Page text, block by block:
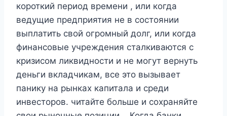
короткий период времени , или когда
ведущие предприятия не в состоянии
выплатить свой огромный долг, или когда
финансовые учреждения сталкиваются с
кризисом ликвидности и не могут вернуть
деньги вкладчикам, все это вызывает
панику на рынках капитала и среди
инвесторов. читайте больше и сохраняйте